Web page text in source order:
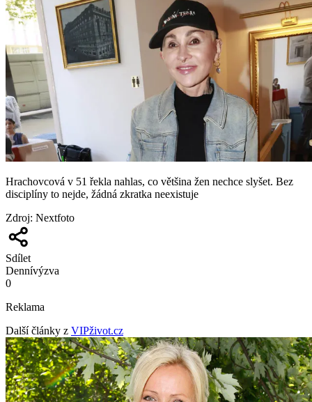
Hrachovcová v 51 řekla nahlas, co většina žen nechce slyšet. Bez
disciplíny to nejde, žádná zkratka neexistuje
Zdroj: Nextfoto
Sdílet
Dennívýzva
0
Reklama
Další články z VIPživot.cz